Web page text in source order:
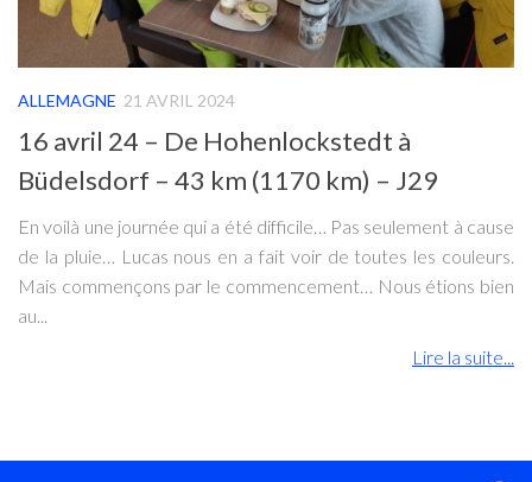
ALLEMAGNE 21 AVRIL 2024
16 avril 24 – De Hohenlockstedt à
Büdelsdorf – 43 km (1170 km) – J29
En voilà une journée qui a été difficile… Pas seulement à cause
de la pluie… Lucas nous en a fait voir de toutes les couleurs.
Mais commençons par le commencement… Nous étions bien
au...
Lire la suite...